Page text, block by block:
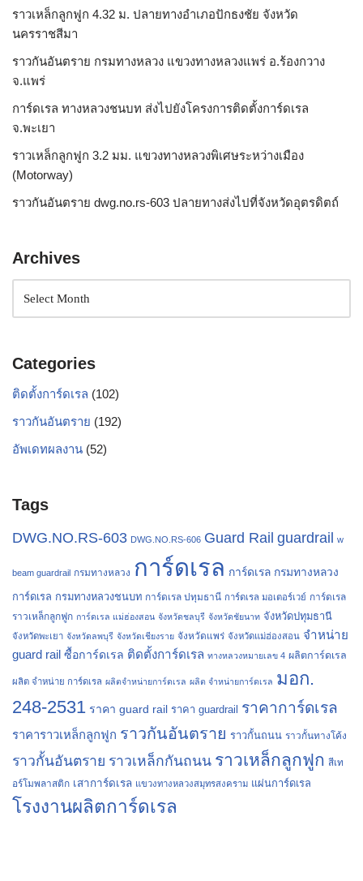
ราวเหล็กลูกฟูก 4.32 ม. ปลายทางอำเภอปักธงชัย จังหวัด
นครราชสีมา
ราวกันอันตราย กรมทางหลวง แขวงทางหลวงแพร่ อ.ร้องกวาง
จ.แพร่
การ์ดเรล ทางหลวงชนบท ส่งไปยังโครงการติดตั้งการ์ดเรล
จ.พะเยา
ราวเหล็กลูกฟูก 3.2 มม. แขวงทางหลวงพิเศษระหว่างเมือง
(Motorway)
ราวกันอันตราย dwg.no.rs-603 ปลายทางส่งไปที่จังหวัดอุตรดิตถ์
Archives
Categories
ติดตั้งการ์ดเรล (102)
ราวกันอันตราย (192)
อัพเดทผลงาน (52)
Tags
DWG.NO.RS-603 DWG.NO.RS-606 Guard Rail guardrail w
beam guardrail กรมทางหลวง การ์ดเรล การ์ดเรล กรมทางหลวง
การ์ดเรล กรมทางหลวงชนบท การ์ดเรล ปทุมธานี การ์ดเรล มอเตอร์เวย์ การ์ดเรล
ราวเหล็กลูกฟูก การ์ดเรล แม่ฮ่องสอน จังหวัดชลบุรี จังหวัดชัยนาท จังหวัดปทุมธานี
จังหวัดพะเยา จังหวัดลพบุรี จังหวัดเชียงราย จังหวัดแพร่ จังหวัดแม่ฮ่องสอน จำหน่าย
guard rail ซื้อการ์ดเรล ติดตั้งการ์ดเรล ทางหลวงหมายเลข 4 ผลิตการ์ดเรล
ผลิต จำหน่าย การ์ดเรล ผลิตจำหน่ายการ์ดเรล ผลิต จำหน่ายการ์ดเรล มอก.
248-2531 ราคา guard rail ราคา guardrail ราคาการ์ดเรล
ราคาราวเหล็กลูกฟูก ราวกันอันตราย ราวกั้นถนน ราวกั้นทางโค้ง
ราวกั้นอันตราย ราวเหล็กกันถนน ราวเหล็กลูกฟูก สีเท
อร์โมพลาสติก เสาการ์ดเรล แขวงทางหลวงสมุทรสงคราม แผ่นการ์ดเรล
โรงงานผลิตการ์ดเรล